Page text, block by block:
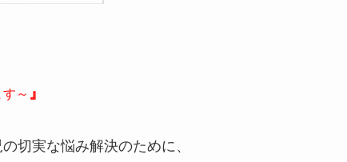
～ 』
切実な悩み解決のために、